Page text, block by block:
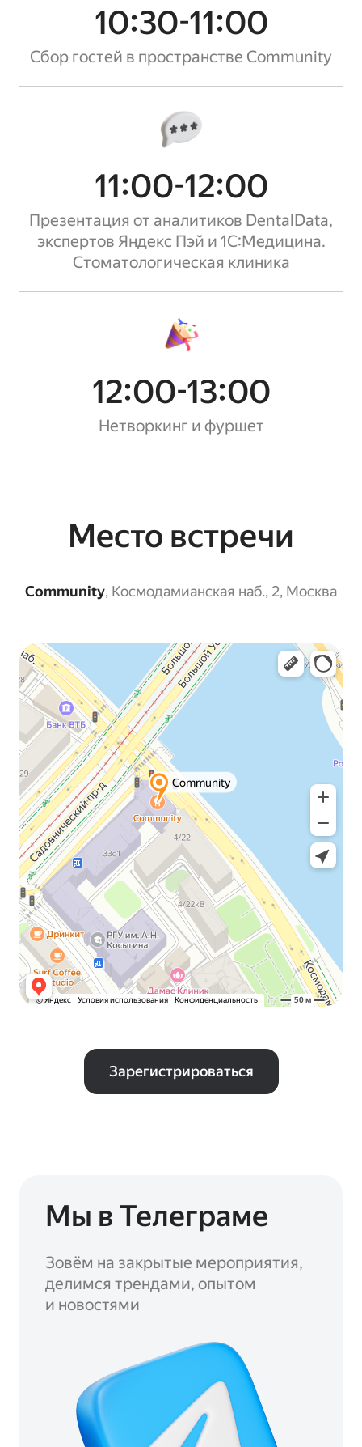
10:30-11:00
Сбор гостей в пространстве Community
11:00-12:00
Презентация от аналитиков DentalData,
экспертов Яндекс Пэй и 1С:Медицина.
Стоматологическая клиника
12:00-13:00
Нетворкинг и фуршет
Место встречи
Community, Космодамианская наб., 2, Москва
Зарегистрироваться
Мы в Телеграме
Зовём на закрытые мероприятия,
делимся трендами, опытом
и новостями